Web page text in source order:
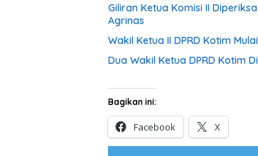
Giliran Ketua Komisi II
Agrinas
Wakil Ketua II DPRD Kotim
Dua Wakil Ketua DPRD Kotim
Bagikan ini:
Facebook X